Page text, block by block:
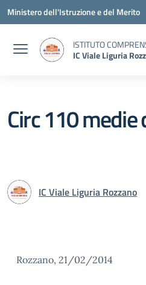
Vai ai contenuti
Vai al menu di navigazione
Vai al footer
Ministero dell'Istruzione e del Merito
ISTITUTO
IC Viale Liguria
Circ 110
IC Viale Liguria Rozzano
Rozzano, 21/02/2014